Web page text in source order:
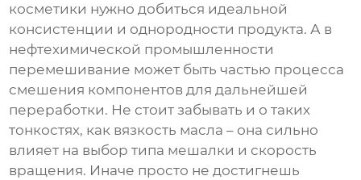
косметики нужно добиться идеальной
консистенции и однородности продукта. А в
нефтехимической промышленности
перемешивание может быть частью процесса
смешения компонентов для дальнейшей
переработки. Не стоит забывать и о таких
тонкостях, как вязкость масла – она сильно
влияет на выбор типа мешалки и скорость
вращения. Иначе просто не достигнешь